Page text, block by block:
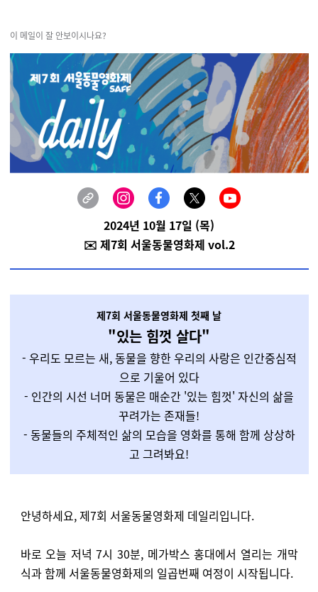
이 메일이 잘 안보이시나요?
2024년 10월 17일 (목)
✉️ 제7회 서울동물영화제 vol.2
제7회 서울동물영화제 첫째 날
"있는 힘껏 살다"
- 우리도 모르는 새, 동물을 향한 우리의 사랑은 인간중심적
으로 기울어 있다
- 인간의 시선 너머 동물은 매순간 '있는 힘껏' 자신의 삶을
꾸려가는 존재들!
- 동물들의 주체적인 삶의 모습을 영화를 통해 함께 상상하
고 그려봐요!
안녕하세요, 제7회 서울동물영화제 데일리입니다.
바로 오늘 저녁 7시 30분, 메가박스 홍대에서 열리는 개막
식과 함께 서울동물영화제의 일곱번째 여정이 시작됩니다.